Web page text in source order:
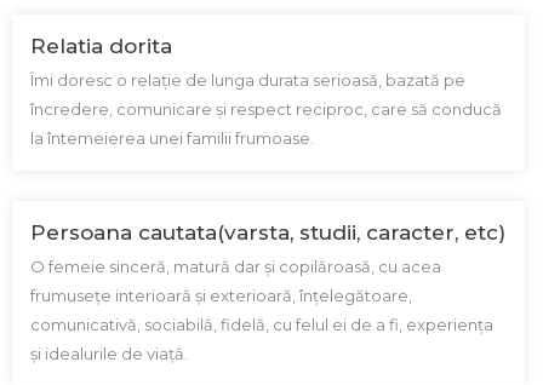
Relatia dorita
Îmi doresc o relație de lunga durata serioasă, bazată pe
încredere, comunicare și respect reciproc, care să conducă
la întemeierea unei familii frumoase.
Persoana cautata(varsta, studii, caracter, etc)
O femeie sinceră, matură dar şi copilăroasă, cu acea
frumuseţe interioară şi exterioară, înţelegătoare,
comunicativă, sociabilă, fidelă, cu felul ei de a fi, experienţa
şi idealurile de viaţă.